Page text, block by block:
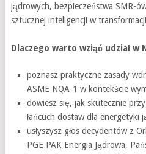
jądrowych, bezpieczeństwa SMR-
sztucznej inteligencji w
Dlaczego warto wziąć udział w
poznasz praktyczne zasady
ASME NQA-1 w kontekście
dowiesz się, jak skutecznie
łańcuch dostaw dla energetyki
usłyszysz głos decydentów z
PGE PAK Energia Jądrowa,